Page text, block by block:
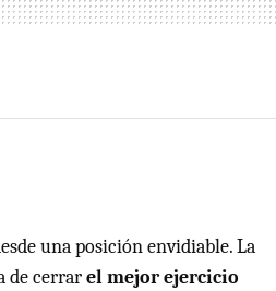
una posición envidiable. La
de cerrarel mejor ejercicio